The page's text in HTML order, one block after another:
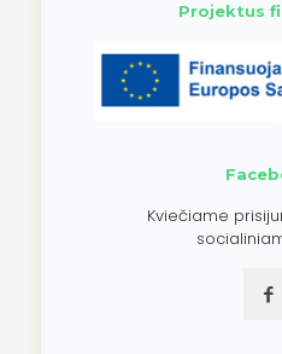
Projektus
Kviečiame